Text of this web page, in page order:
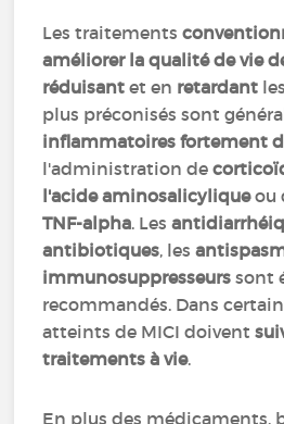
Les traitements
améliorer la qualité de vie
réduisantet en retardant
plus préconisés sont
inflammatoires fortement
l'administration de
l'acide aminosalicyliqueou
TNF-alpha. Les
antibiotiques, les
immunosuppresseurssont
recommandés. Dans
atteints de MICI doivent
traitements à vie.
En plus des médicaments,